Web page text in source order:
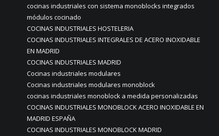
cocinas industriales con sistema monoblocks integrados
módulos cocinado
COCINAS INDUSTRIALES HOSTELERIA
COCINAS INDUSTRIALES INTEGRALES DE ACERO INOXIDABLE
EN MADRID
COCINAS INDUSTRIALES MADRID
Cocinas industriales modulares
Cocinas industriales modulares monoblock
cocinas industriales monoblock a medida personalizadas
COCINAS INDUSTRIALES MONOBLOCK ACERO INOXIDABLE EN
MADRID ESPAÑA
COCINAS INDUSTRIALES MONOBLOCK MADRID